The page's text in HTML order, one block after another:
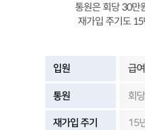
통원은 회당 30만
재가입 주기도